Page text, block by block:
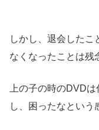
しかし、退会した
なくなったことは残
上の子の時のDVD
し、困ったなという